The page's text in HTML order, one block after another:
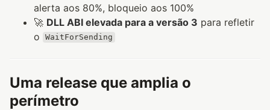
alerta aos 80%, bloqueio aos 100%
🚀 DLL ABI elevada para a versão 3 para refletir
o
WaitForSending
Uma release que amplia o
perímetro